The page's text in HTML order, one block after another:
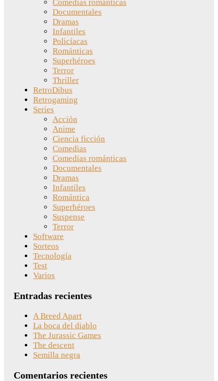
Comedias románticas
Documentales
Dramas
Infantiles
Policíacas
Románticas
Superhéroes
Terror
Thriller
RetroDibus
Retrogaming
Series
Acción
Anime
Ciencia ficción
Comedias
Comedias románticas
Documentales
Dramas
Infantiles
Romántica
Superhéroes
Suspense
Terror
Software
Sorteos
Tecnología
Test
Varios
Entradas recientes
A Breed Apart
La boca del diablo
The Jurassic Games
The descent
Semilla negra
Comentarios recientes